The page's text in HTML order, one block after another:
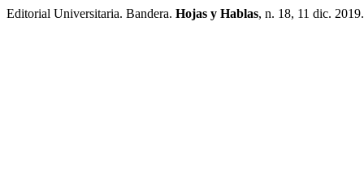
Editorial Universitaria. Bandera. Hojas y Hablas, n. 18, 11 dic. 2019.